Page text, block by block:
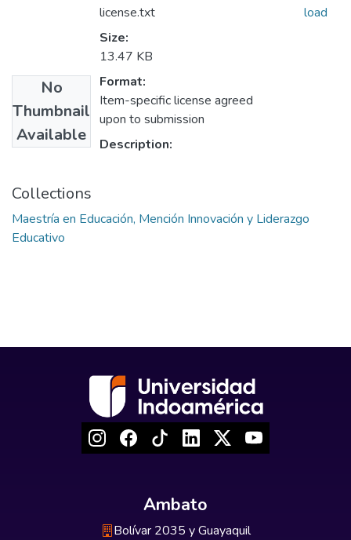
No
Thumbnail
Available
license.txt
Size:
13.47 KB
Format:
Item-specific license agreed
upon to submission
Description:
load
Collections
Maestría en Educación, Mención Innovación y Liderazgo
Educativo
Ambato
Bolívar 2035 y Guayaquil